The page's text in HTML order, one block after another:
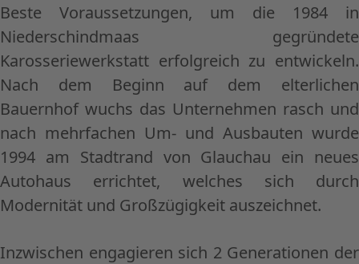
Beste Voraussetzungen, um die 1984 in
Niederschindmaas gegründete
Karosseriewerkstatt erfolgreich zu entwickeln.
Nach dem Beginn auf dem elterlichen
Bauernhof wuchs das Unternehmen rasch und
nach mehrfachen Um- und Ausbauten wurde
1994 am Stadtrand von Glauchau ein neues
Autohaus errichtet, welches sich durch
Modernität und Großzügigkeit auszeichnet.
Inzwischen engagieren sich 2 Generationen der